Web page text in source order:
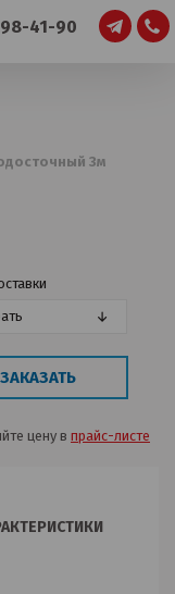
41-90
3м
ЗАКАЗАТЬ
цену в прайс-листе